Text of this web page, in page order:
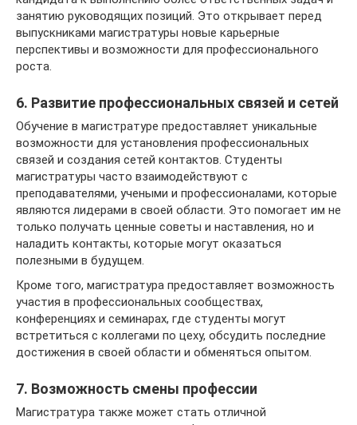
занятию руководящих позиций. Это открывает перед
выпускниками магистратуры новые карьерные
перспективы и возможности для профессионального
роста.
6. Развитие профессиональных связей и сетей
Обучение в магистратуре предоставляет уникальные
возможности для установления профессиональных
связей и создания сетей контактов. Студенты
магистратуры часто взаимодействуют с
преподавателями, учеными и профессионалами, которые
являются лидерами в своей области. Это помогает им не
только получать ценные советы и наставления, но и
наладить контакты, которые могут оказаться
полезными в будущем.
Кроме того, магистратура предоставляет возможность
участия в профессиональных сообществах,
конференциях и семинарах, где студенты могут
встретиться с коллегами по цеху, обсудить последние
достижения в своей области и обменяться опытом.
7. Возможность смены профессии
Магистратура также может стать отличной